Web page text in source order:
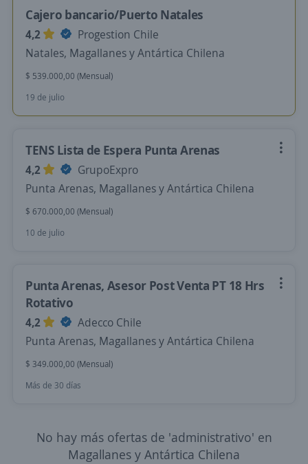
Cajero bancario/Puerto Natales
4,2
Progestion Chile
Natales, Magallanes y Antártica Chilena
$ 539.000,00 (Mensual)
19 de julio
TENS Lista de Espera Punta Arenas
4,2
GrupoExpro
Punta Arenas, Magallanes y Antártica Chilena
$ 670.000,00 (Mensual)
10 de julio
Punta Arenas, Asesor Post Venta PT 18 Hrs
Rotativo
4,2
Adecco Chile
Punta Arenas, Magallanes y Antártica Chilena
$ 349.000,00 (Mensual)
Más de 30 días
No hay más ofertas de 'administrativo' en
Magallanes y Antártica Chilena